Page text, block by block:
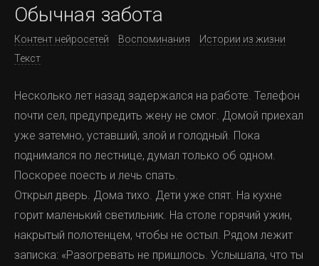
Обычная забота
Контент нейросетей Воспоминания
Истории из жизни
Текст
Несколько лет назад задержался на работе. Телефон
почти сел, предупредить жену не смог. Домой приехал
уже затемно, уставший, злой и голодный. Пока
поднимался по лестнице, думал только об одном.
Поскорее поесть и лечь спать.
Открыл дверь. Дома тихо. Дети уже спят. На кухне
горит маленький светильник. На столе горячий ужин,
накрытый полотенцем, чтобы не остыл. Рядом лежит
записка: «Разогревать не пришлось. Услышала, что ты